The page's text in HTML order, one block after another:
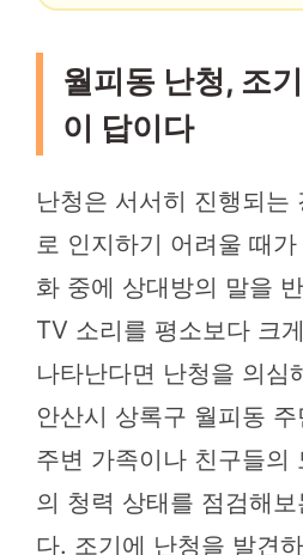
월피동 난청, 조
이 답이다
난청은 서서히 진행되는
로 인지하기 어려울 때
화 중에 상대방의 말을
TV 소리를 평소보다 크
나타난다면 난청을 의심
안산시 상록구 월피동
주변 가족이나 친구들의
의 청력 상태를 점검해
다. 조기에 난청을 발견